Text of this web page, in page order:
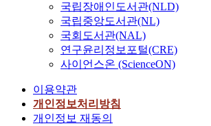
국립장애인도서관(NLD)
국립중앙도서관(NL)
국회도서관(NAL)
연구윤리정보포털(CRE)
사이언스온 (ScienceON)
이용약관
개인정보처리방침
개인정보 재동의